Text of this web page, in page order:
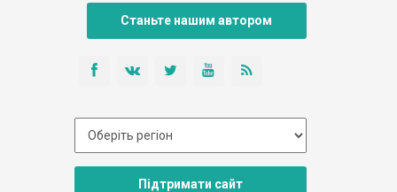
Станьте нашим автором
Підтримати сайт